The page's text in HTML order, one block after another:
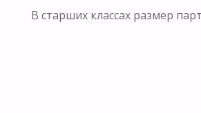
В старших классах размер